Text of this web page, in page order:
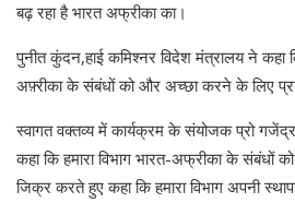
बढ़ रहा है भारत अफ्रीका का।
पुनीत कुंदन,हाई कमिश्नर विदेश मंत्रालय ने कहा
अफ़्रीका के संबंधों को और अच्छा करने के लिए
स्वागत वक्तव्य में कार्यक्रम के संयोजक प्रो
कहा कि हमारा विभाग भारत-अफ्रीका के संबंधों
जिक्र करते हुए कहा कि हमारा विभाग अपनी